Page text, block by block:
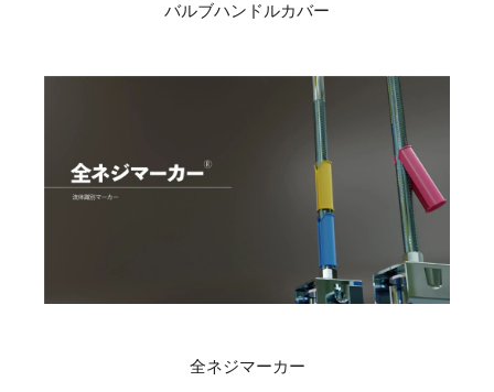
バルブハンドルカバー
全ネジマーカー